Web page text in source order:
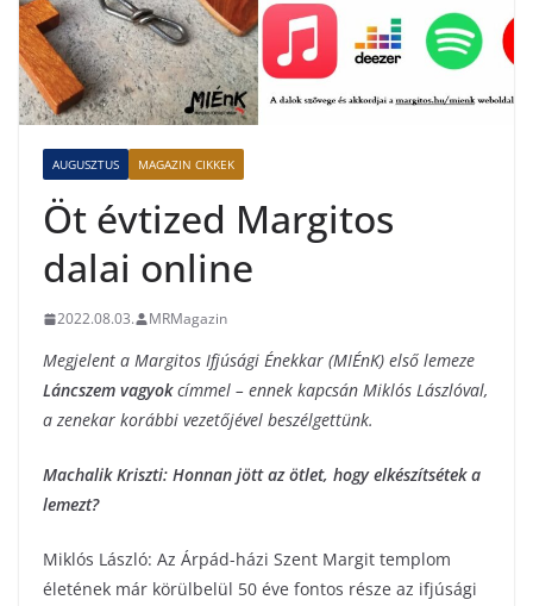
AUGUSZTUS MAGAZIN CIKKEK
Öt évtized Margitos
dalai online
2022.08.03. MRMagazin
Megjelent a Margitos Ifjúsági Énekkar (MIÉnK) első lemeze
Láncszem vagyokcímmel – ennek kapcsán Miklós Lászlóval,
a zenekar korábbi vezetőjével beszélgettünk.
Machalik Kriszti: Honnan jött az ötlet, hogy elkészítsétek a
lemezt?
Miklós László: Az Árpád-házi Szent Margit templom
életének már körülbelül 50 éve fontos része az ifjúsági